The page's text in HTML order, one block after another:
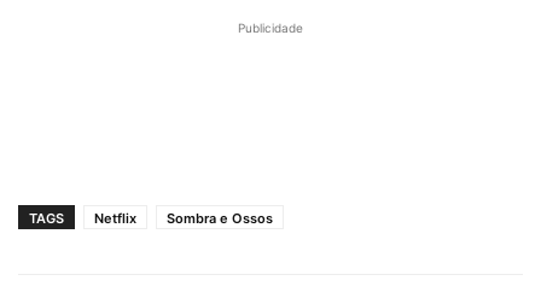
Publicidade
TAGS Netflix Sombra e Ossos